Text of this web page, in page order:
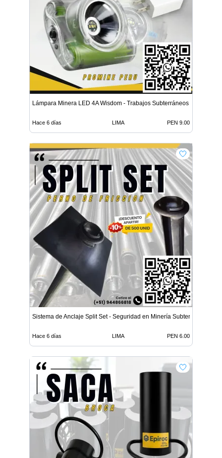
Lámpara Minera LED 4A Wisdom - Trabajos Subterráneos
Hace 6 días LIMA PEN 9.00
Sistema de Anclaje Split Set - Seguridad en Minería Subterrá
Hace 6 días LIMA PEN 6.00